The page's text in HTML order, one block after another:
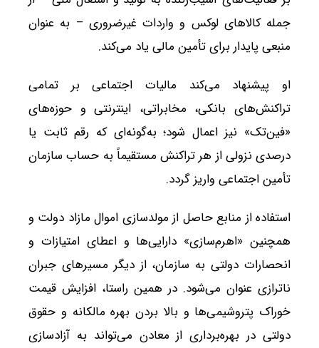
جمله کالاهای لوکس و واردات غیرضروری – به عنوان
منبعی پایدار برای تأمین مالی یاد می‌کند.
او پیشنهاد می‌کند مالیات اجتماعی بر تمامی
تراکنش‌های بانکی، مخابراتی، اینترنتی و حوزه‌های
«فین‌تک» نیز اعمال شود؛ به‌گونه‌ای که رقم ثابت یا
درصدی نزولی از هر تراکنش مستقیماً به حساب سازمان
تأمین اجتماعی واریز گردد.
استفاده از منابع حاصل از مولدسازی اموال مازاد دولت و
همچنین «اهرم‌سازی» دارایی‌ها و اعطای امتیازات و
انحصارات دولتی به سازمان، از دیگر مسیرهای جبران
ناترازی عنوان می‌شود. در همین راستا، افزایش قیمت
خوراک پتروشیمی‌ها و بالا بردن بهره مالکانه و حقوق
دولتی در بهره‌برداری از معادن می‌تواند به آزادسازی